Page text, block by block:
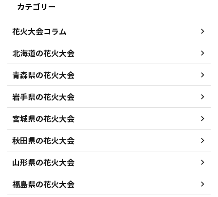
カテゴリー
花火大会コラム
北海道の花火大会
青森県の花火大会
岩手県の花火大会
宮城県の花火大会
秋田県の花火大会
山形県の花火大会
福島県の花火大会